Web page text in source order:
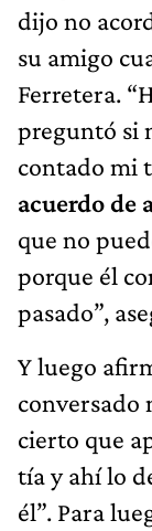
dijo no
su amigo
Ferretera.
preguntó si
contado mi
acuerdo de
que no
porque él
pasado”,
Y luego
conversado
cierto que
tía y ahí lo
él”. Para